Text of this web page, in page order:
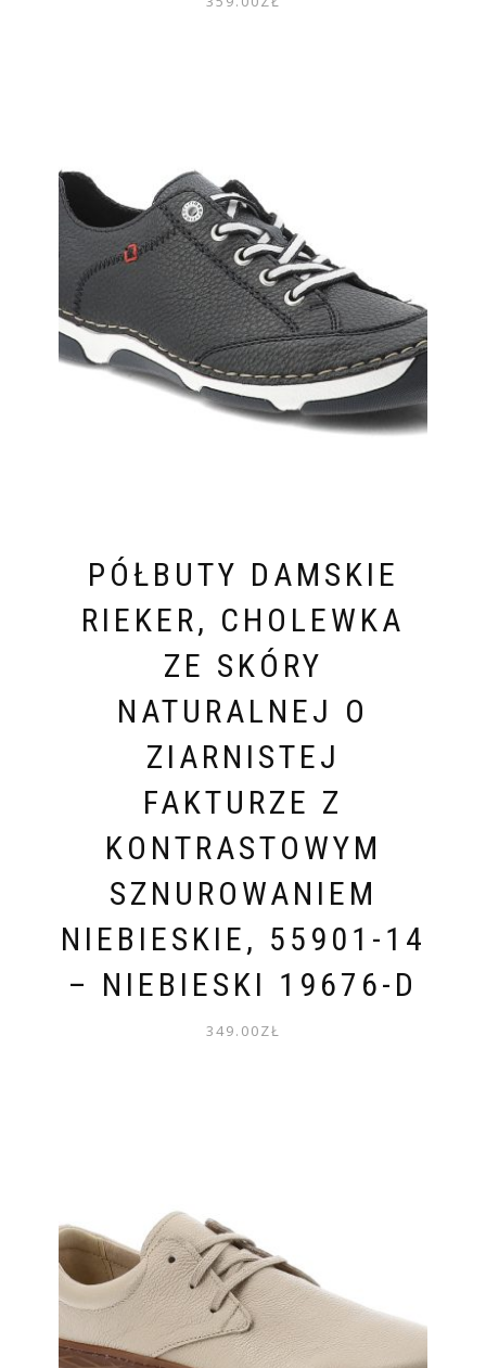
PÓŁBUTY DAMSKIE
RIEKER, CHOLEWKA
ZE SKÓRY
NATURALNEJ O
ZIARNISTEJ
FAKTURZE Z
KONTRASTOWYM
SZNUROWANIEM
NIEBIESKIE, 55901-14
– NIEBIESKI 19676-D
349.00ZŁ